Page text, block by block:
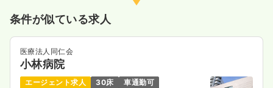
気になる
介護・福祉系正・准看護師 一般＋療養
条件が似ている求人
医療法人同仁会
小林病院
エージェント求人 30床
車通勤可